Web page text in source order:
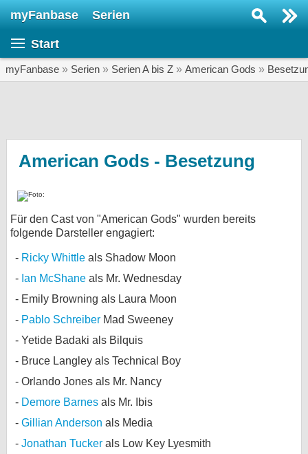
myFanbase Serien
Start
myFanbase » Serien » Serien A bis Z » American Gods »
American Gods - Besetzung
Für den Cast von "American Gods" wurden bereits
folgende Darsteller engagiert:
Ricky Whittle als Shadow Moon
Ian McShane als Mr. Wednesday
Emily Browning als Laura Moon
Pablo Schreiber Mad Sweeney
Yetide Badaki als Bilquis
Bruce Langley als Technical Boy
Orlando Jones als Mr. Nancy
Demore Barnes als Mr. Ibis
Gillian Anderson als Media
Jonathan Tucker als Low Key Lyesmith
SERIEN
Specials
Forum
bei X
bei Facebook
Kontakt